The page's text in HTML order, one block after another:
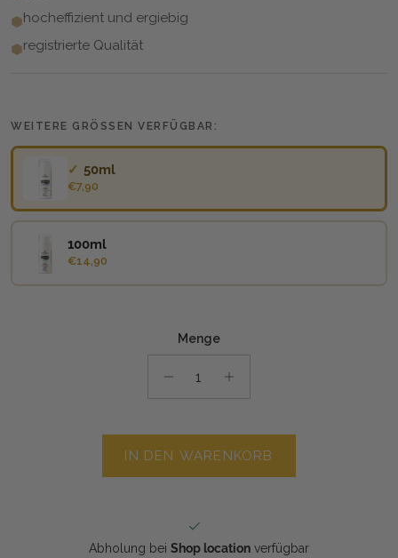
hocheffizient und ergiebig
registrierte Qualität
WEITERE GRÖSSEN VERFÜGBAR:
50ml
€7,90
100ml
€14,90
Menge
IN DEN WARENKORB
Abholung bei Shop location verfügbar